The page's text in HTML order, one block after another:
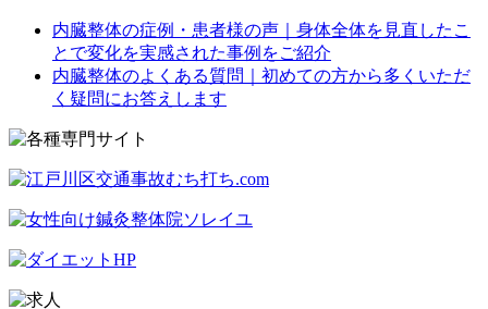
内臓整体の症例・患者様の声｜身体全体を見直したこ
とで変化を実感された事例をご紹介
内臓整体のよくある質問｜初めての方から多くいただ
く疑問にお答えします